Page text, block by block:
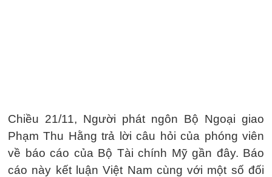
Chiều 21/11, Người phát ngôn Bộ Ngoại giao
Phạm Thu Hằng trả lời câu hỏi của phóng viên
về báo cáo của Bộ Tài chính Mỹ gần đây. Báo
cáo này kết luận Việt Nam cùng với một số đối